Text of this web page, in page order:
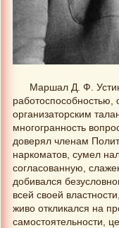
Маршал Д. Ф.
организаторским
многогранность
доверял членам
наркоматов, сумел
согласованную,
добивался
всей своей
живо откликался на
самостоятельности,